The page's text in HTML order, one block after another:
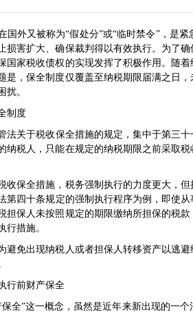
国外又被称为“假处分”或“临时禁令”，是
损害扩大、确保裁判得以有效执行。为了
国家税收债权的实现发挥了积极作用。随
是，保全制度仅覆盖至纳税期限届满之日
扰。
制度
法关于税收保全措施的规定，集中于第三
纳税人，只能在规定的纳税期限之前采取
保全措施，税务强制执行的力度更大，但
第四十条规定的强制执行程序为例，即使
担保人未按照规定的期限缴纳所担保的税
行措施。
免出现纳税人或者担保人转移资产以逃避
行前财产保全
”这一概念，虽然是近年来新出现的一个